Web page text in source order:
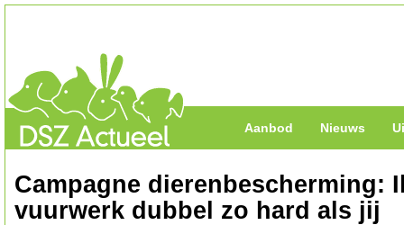
Aanbod Nieuws
Campagne dierenbescherming:
vuurwerk dubbel zo hard als jij